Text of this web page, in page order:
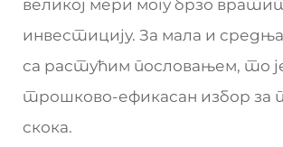
великој мери могу брзо
инвестицију. За мала и
са растућим пословањем, то
трошково-ефикасан избор за
скока.